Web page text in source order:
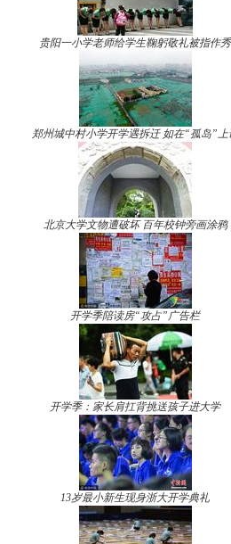
贵阳一小学老师给学生鞠躬敬礼被指作秀
郑州城中村小学开学遇拆迁 如在“孤岛”上
北京大学文物遭破坏 百年校钟旁画涂鸦
开学季陪读房“攻占”广告栏
开学季：家长肩扛背挑送孩子进大学
13岁最小新生现身浙大开学典礼